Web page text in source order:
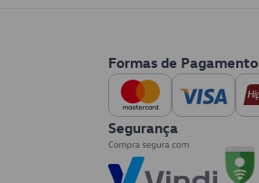
Formas de Pagamento
Segurança